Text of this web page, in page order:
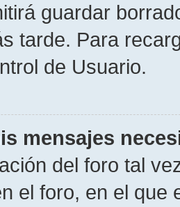
guardar
tarde. Para
de Usuario.
mensajes
del foro tal
el foro, en el